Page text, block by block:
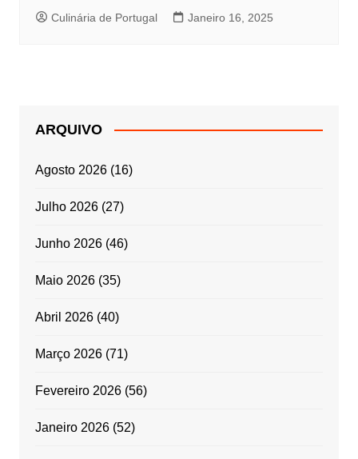
Culinária de Portugal Janeiro 16, 2025
ARQUIVO
Agosto 2026(16)
Julho 2026(27)
Junho 2026(46)
Maio 2026(35)
Abril 2026(40)
Março 2026(71)
Fevereiro 2026(56)
Janeiro 2026(52)